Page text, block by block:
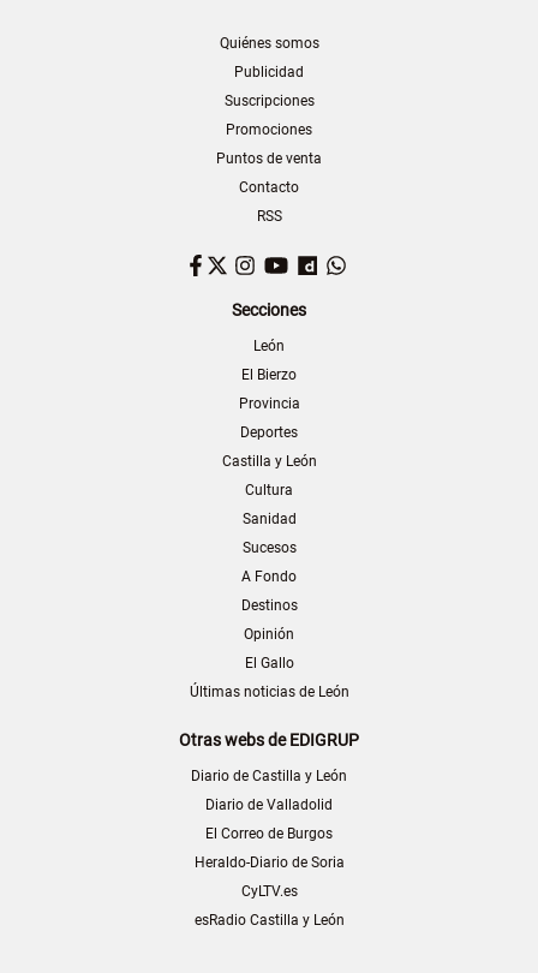
Quiénes somos
Publicidad
Suscripciones
Promociones
Puntos de venta
Contacto
RSS
Facebook
TwitterInstagram
YouTubeDailymotion
Secciones
León
El Bierzo
Provincia
Deportes
Castilla y León
Cultura
Sanidad
Sucesos
A Fondo
Destinos
Opinión
El Gallo
Últimas noticias de León
Otras webs de EDIGRUP
Diario de Castilla y León
Diario de Valladolid
El Correo de Burgos
Heraldo-Diario de Soria
CyLTV.es
esRadio Castilla y León